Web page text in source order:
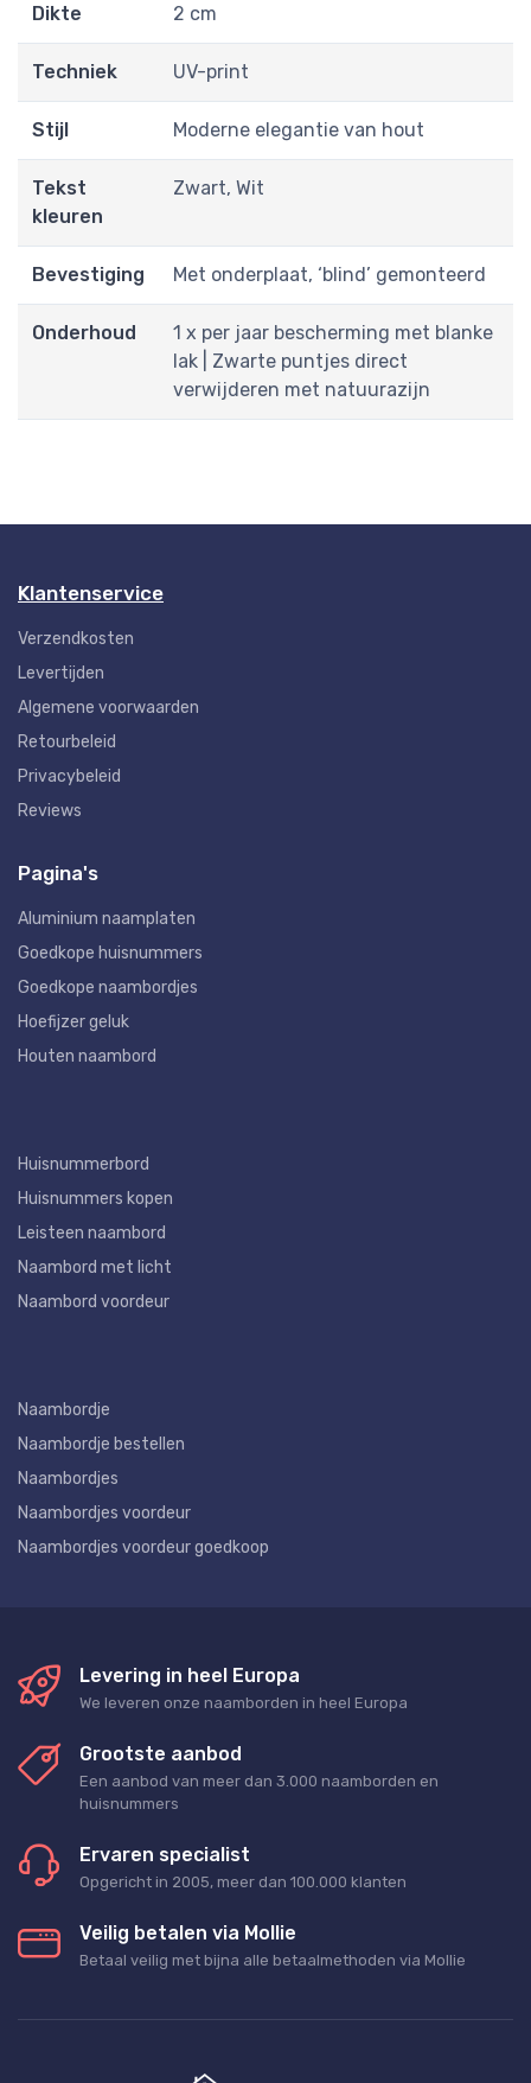
Dikte 2 cm
Techniek UV-print
Stijl Moderne elegantie van hout
Tekst
kleuren
Zwart, Wit
Bevestiging Met onderplaat, ‘blind’ gemonteerd
Onderhoud
1 x per jaar bescherming met blanke
lak | Zwarte puntjes direct
verwijderen met natuurazijn
Klantenservice
Verzendkosten
Levertijden
Algemene voorwaarden
Retourbeleid
Privacybeleid
Reviews
Pagina's
Aluminium naamplaten
Goedkope huisnummers
Goedkope naambordjes
Hoefijzer geluk
Houten naambord
Huisnummerbord
Huisnummers kopen
Leisteen naambord
Naambord met licht
Naambord voordeur
Naambordje
Naambordje bestellen
Naambordjes
Naambordjes voordeur
Naambordjes voordeur goedkoop
Levering in heel Europa
We leveren onze naamborden in heel Europa
Grootste aanbod
Een aanbod van meer dan 3.000 naamborden en
huisnummers
Ervaren specialist
Opgericht in 2005, meer dan 100.000 klanten
Veilig betalen via Mollie
Betaal veilig met bijna alle betaalmethoden via Mollie